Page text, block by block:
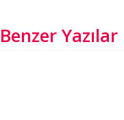
Benzer Yazılar